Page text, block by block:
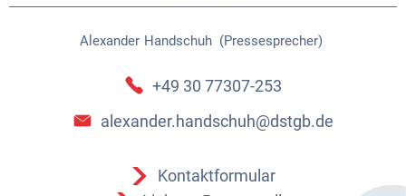
Alexander Handschuh (Pressesprecher)
Alexander Handschuh
+49 30 77307-253
alexander.handschuh@dstgb.de
Kontaktformular